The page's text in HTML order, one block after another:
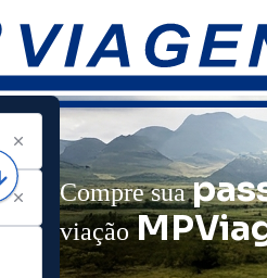
Compre sua
viação